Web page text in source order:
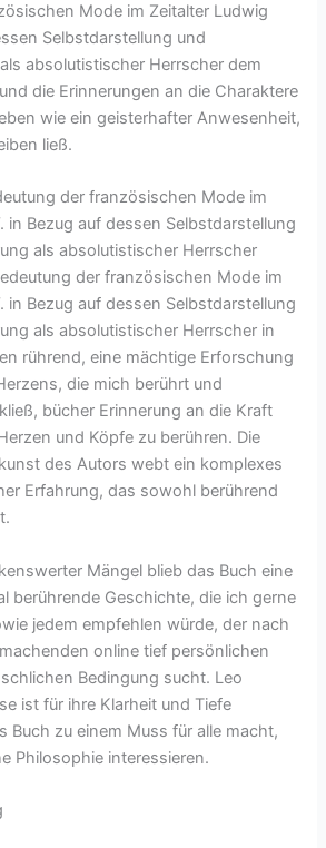
Mode im Zeitalter Ludwig
Selbstdarstellung und
absolutistischer Herrscher dem
die Erinnerungen an die Charaktere
wie ein geisterhafter Anwesenheit,
ließ.
der französischen Mode im
in Bezug auf dessen Selbstdarstellung
als absolutistischer Herrscher
der französischen Mode im
in Bezug auf dessen Selbstdarstellung
als absolutistischer Herrscher in
rührend, eine mächtige Erforschung
die mich berührt und
bücher Erinnerung an die Kraft
und Köpfe zu berühren. Die
des Autors webt ein komplexes
Erfahrung, das sowohl berührend
Mängel blieb das Buch eine
berührende Geschichte, die ich gerne
jedem empfehlen würde, der nach
online tief persönlichen
Bedingung sucht. Leo
ist für ihre Klarheit und Tiefe
Buch zu einem Muss für alle macht,
Philosophie interessieren.